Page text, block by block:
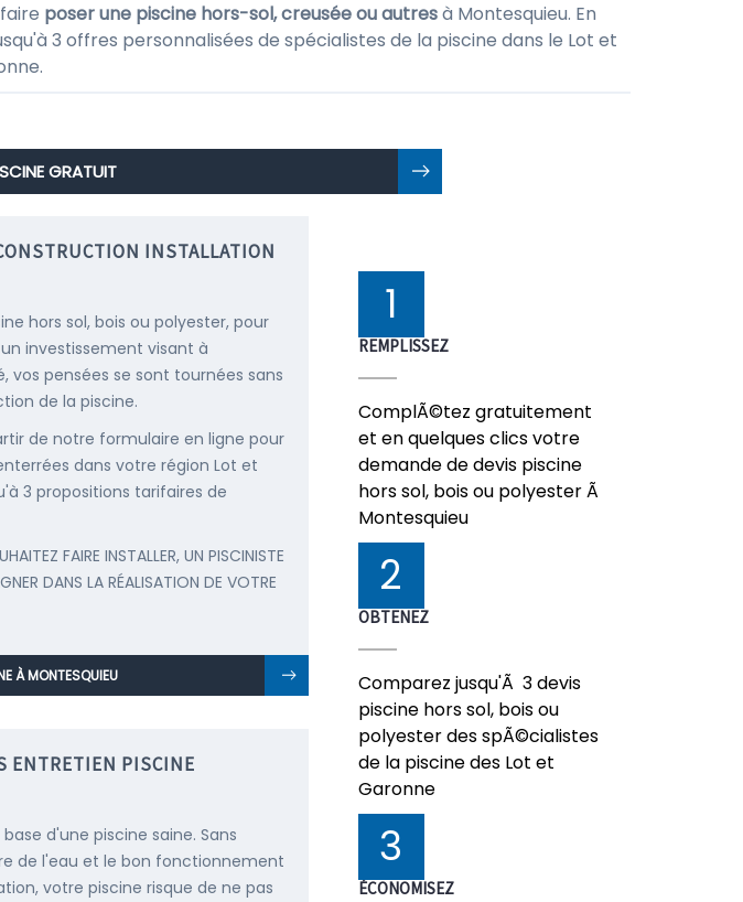
poser une piscine hors-sol, creusée ou autresà Montesquieu. En
3 offres personnalisées de spécialistes de la piscine dans le Lot et
GRATUIT
INSTALLATION
hors sol, bois ou polyester, pour
investissement visant à
pensées se sont tournées sans
de la piscine.
de notre formulaire en ligne pour
dans votre région Lot et
3 propositions tarifaires de
FAIRE INSTALLER, UN PISCINISTE
DANS LA RÉALISATION DE VOTRE
À MONTESQUIEU
ENTRETIEN PISCINE
d'une piscine saine. Sans
de l'eau et le bon fonctionnement
votre piscine risque de ne pas
1
REMPLISSEZ
ComplÃ©tez gratuitement
et en quelques clics votre
demande de devis piscine
hors sol, bois ou polyester Ã
Montesquieu
2
OBTENEZ
Comparez jusqu'Ã 3 devis
piscine hors sol, bois ou
polyester des spÃ©cialistes
de la piscine des Lot et
Garonne
3
ÉCONOMISEZ